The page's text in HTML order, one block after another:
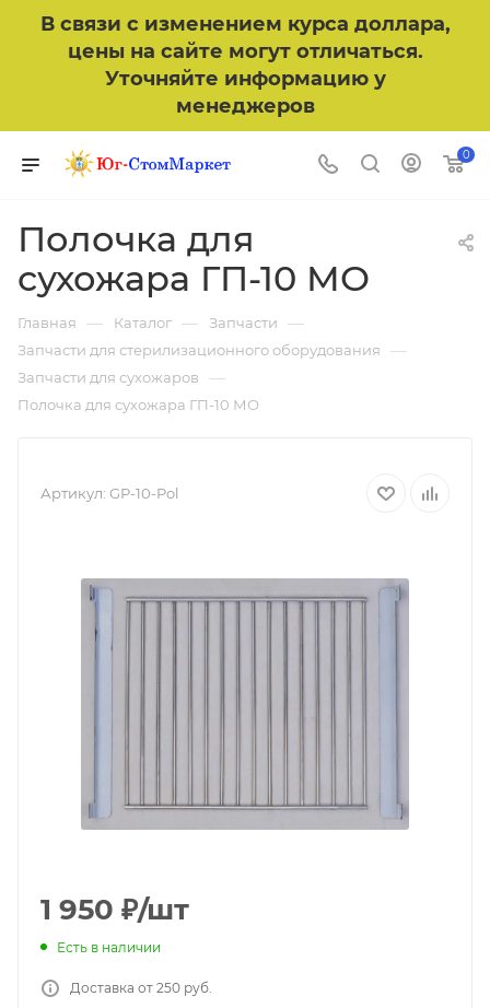
В связи с изменением курса доллара,
цены на сайте могут отличаться.
Уточняйте информацию у
менеджеров
0
Полочка для
сухожара ГП-10 МО
Главная — Каталог — Запчасти —
Запчасти для стерилизационного оборудования —
Запчасти для сухожаров —
Полочка для сухожара ГП-10 МО
Артикул: GP-10-Pol
1 950 ₽/шт
Есть в наличии
Доставка от 250 руб.